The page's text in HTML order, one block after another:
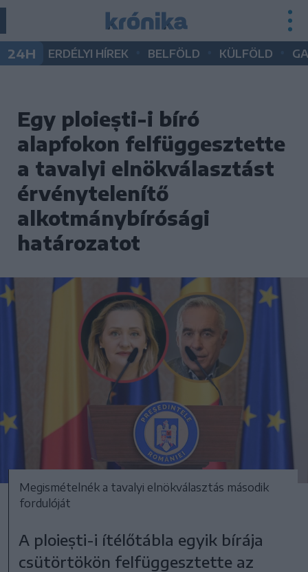
24H ERDÉLYI HÍREK BELFÖLD KÜLFÖLD
Egy ploiești-i bíró
alapfokon felfüggesztette
a tavalyi elnökválasztást
érvénytelenítő
alkotmánybírósági
határozatot
Megismételnék a tavalyi elnökválasztás második
fordulóját
A ploiești-i ítélőtábla egyik bírája
csütörtökön felfüggesztette az